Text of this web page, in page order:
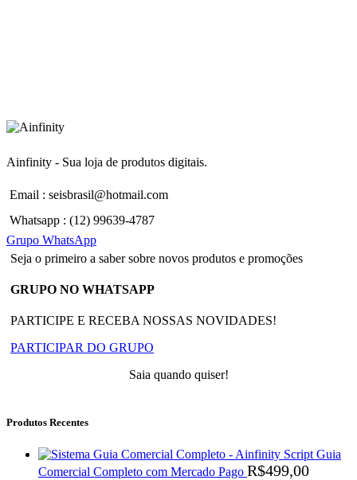
Ainfinity - Sua loja de produtos digitais.
Email : seisbrasil@hotmail.com
Whatsapp : (12) 99639-4787
Grupo WhatsApp
Seja o primeiro a saber sobre novos produtos e promoções
GRUPO NO WHATSAPP
PARTICIPE E RECEBA NOSSAS NOVIDADES!
PARTICIPAR DO GRUPO
Saia quando quiser!
Produtos Recentes
Script Guia
Comercial Completo com Mercado Pago R$499,00